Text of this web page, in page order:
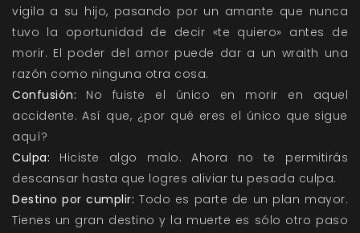
vigila a su hijo, pasando por un amante que nunca
tuvo la oportunidad de decir «te quiero» antes de
morir. El poder del amor puede dar a un wraith una
razón como ninguna otra cosa.
Confusión: No fuiste el único en morir en aquel
accidente. Así que, ¿por qué eres el único que sigue
aquí?
Culpa: Hiciste algo malo. Ahora no te permitirás
descansar hasta que logres aliviar tu pesada culpa.
Destino por cumplir: Todo es parte de un plan mayor.
Tienes un gran destino y la muerte es sólo otro paso